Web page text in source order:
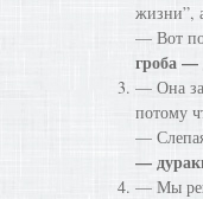
жизни”,
— Вот
гроба —
— Она
потому
—
—
— Мы